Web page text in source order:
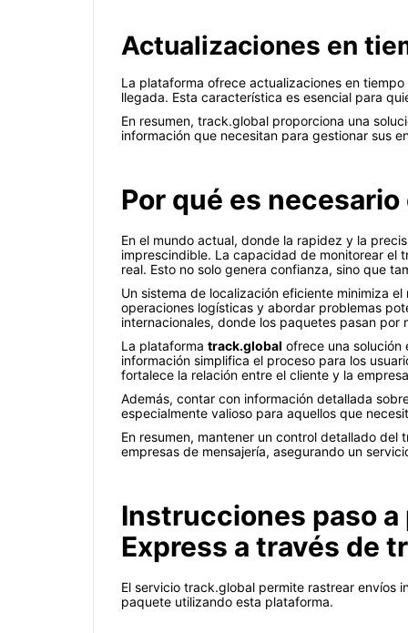
Actualizaciones en
La plataforma ofrece actualizaciones en
llegada. Esta característica es esencial para
En resumen, track.global proporciona una
información que necesitan para gestionar sus
Por qué es
En el mundo actual, donde la rapidez y la
imprescindible. La capacidad de monitorear el
real. Esto no solo genera confianza, sino que
Un sistema de localización eficiente minimiza
operaciones logísticas y abordar problemas
internacionales, donde los paquetes pasan
La plataforma track.global ofrece una
información simplifica el proceso para los
fortalece la relación entre el cliente y la
Además, contar con información detallada
especialmente valioso para aquellos que
En resumen, mantener un control detallado
empresas de mensajería, asegurando un
Instrucciones paso
Express a través de
El servicio track.global permite rastrear envíos
paquete utilizando esta plataforma.